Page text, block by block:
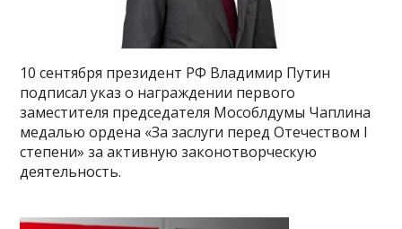
10 сентября президент РФ Владимир Путин
подписал указ о награждении первого
заместителя председателя Мособлдумы Чаплина
медалью ордена «За заслуги перед Отечеством I
степени» за активную законотворческую
деятельность.